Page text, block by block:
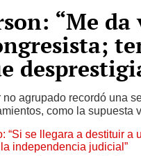
“Me
agrupado recordó una
como la supuesta
“Si se llegara a destituir
independencia judicial”